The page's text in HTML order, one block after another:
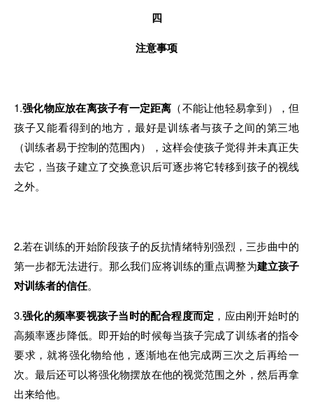
四
注意事项
1.强化物应放在离孩子有一定距离 （不能让他轻易拿到） ，但
孩子又能看得到的地方 ， 最好是训练者与孩子之间的第三地
（训练者易于控制的范围内） ， 这样会使孩子觉得并未真正失
去它 ， 当孩子建立了交换意识后可逐步将它转移到孩子的视线
之外。
2.若在训练的开始阶段孩子的反抗情绪特别强烈 ， 三步曲中的
第一步都无法进行。那么我们应将训练的重点调整为建立孩子
对训练者的信任。
3.强化的频率要视孩子当时的配合程度而定 ， 应由刚开始时的
高频率逐步降低。 即开始的时候每当孩子完成了训练者的指令
要求 ，就将强化物给他 ， 逐渐地在他完成两三次之后再给一
次。最后还可以将强化物摆放在他的视觉范围之外 ， 然后再拿
出来给他。